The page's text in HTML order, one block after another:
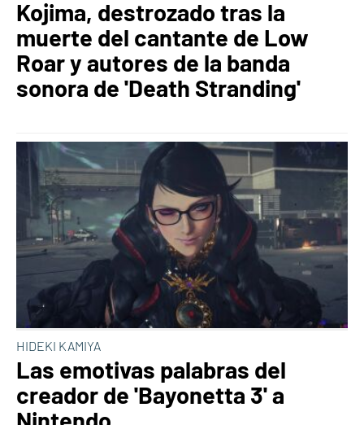
Kojima, destrozado tras la
muerte del cantante de Low
Roar y autores de la banda
sonora de 'Death Stranding'
HIDEKI KAMIYA
Las emotivas palabras del
creador de 'Bayonetta 3' a